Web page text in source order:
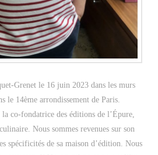
Grenet le 16 juin 2023 dans les murs
le 14ème arrondissement de Paris.
co-fondatrice des éditions de l’Épure,
Nous sommes revenues sur son
spécificités de sa maison d’édition. Nous